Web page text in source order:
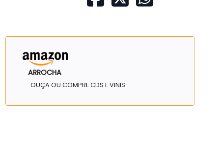
ARROCHA
OUÇA OU COMPRE CDS E VINIS